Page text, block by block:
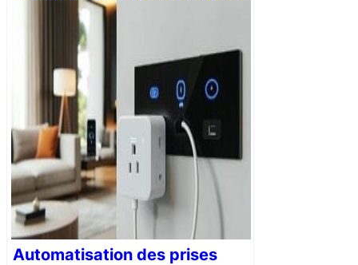
cuisine avec des technologies
connectées
Automatisation des prises